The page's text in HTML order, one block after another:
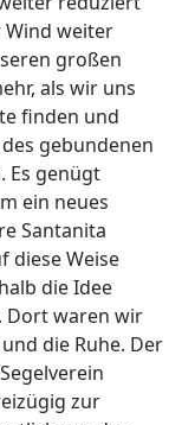
Wind weiter
großen
als wir uns
finden und
gebundenen
Es genügt
ein neues
Santanita
diese Weise
die Idee
Dort waren wir
die Ruhe. Der
zur